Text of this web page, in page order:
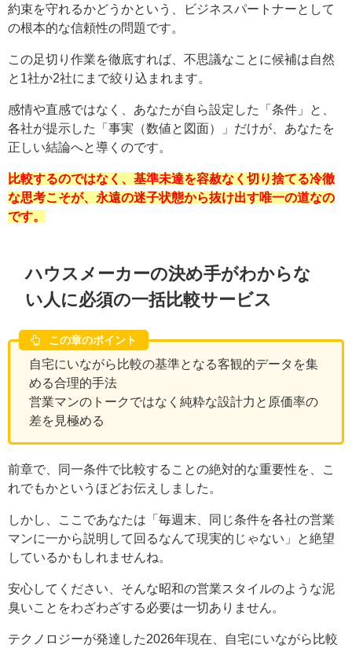
約束を守れるかどうかという、ビジネスパートナーとして
の根本的な信頼性の問題です。
この足切り作業を徹底すれば、不思議なことに候補は自然
と1社か2社にまで絞り込まれます。
感情や直感ではなく、あなたが自ら設定した「条件」と、
各社が提示した「事実（数値と図面）」だけが、あなたを
正しい結論へと導くのです。
比較するのではなく、基準未達を容赦なく切り捨てる冷徹
な思考こそが、永遠の迷子状態から抜け出す唯一の道なの
です。
ハウスメーカーの決め手がわからな
い人に必須の一括比較サービス
この章のポイント
自宅にいながら比較の基準となる客観的データを集
める合理的手法
営業マンのトークではなく純粋な設計力と原価率の
差を見極める
前章で、同一条件で比較することの絶対的な重要性を、こ
れでもかというほどお伝えしました。
しかし、ここであなたは「毎週末、同じ条件を各社の営業
マンに一から説明して回るなんて現実的じゃない」と絶望
しているかもしれませんね。
安心してください、そんな昭和の営業スタイルのような泥
臭いことをわざわざする必要は一切ありません。
テクノロジーが発達した2026年現在、自宅にいながら比較